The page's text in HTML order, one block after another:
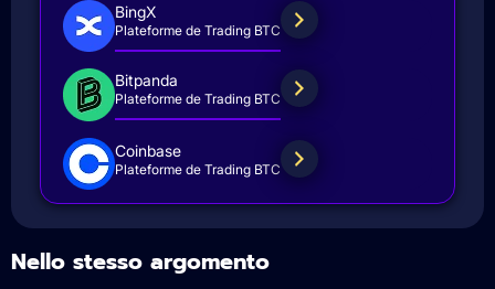
BingX
Plateforme de Trading BTC
Bitpanda
Plateforme de Trading BTC
Coinbase
Plateforme de Trading BTC
Nello stesso argomento